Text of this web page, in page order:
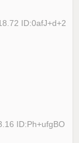
ID:0afJ+d+2
ID:Ph+ufgBO